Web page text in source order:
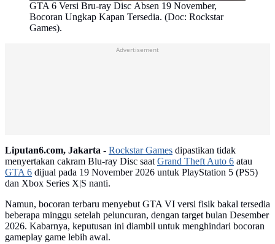
GTA 6 Versi Bru-ray Disc Absen 19 November,
Bocoran Ungkap Kapan Tersedia. (Doc: Rockstar
Games).
Advertisement
Liputan6.com, Jakarta - Rockstar Games dipastikan tidak
menyertakan cakram Blu-ray Disc saatGrand Theft Auto 6 atau
GTA 6 dijual pada 19 November 2026 untuk PlayStation 5 (PS5)
dan Xbox Series X|S nanti.
Namun, bocoran terbaru menyebut GTA VI versi fisik bakal tersedia
beberapa minggu setelah peluncuran, dengan target bulan Desember
2026. Kabarnya, keputusan ini diambil untuk menghindari bocoran
gameplay game lebih awal.